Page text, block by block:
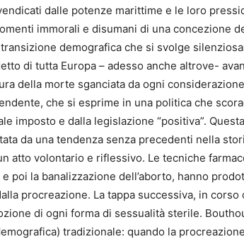
dalle potenze marittime e le loro
immorali e disumani di una concezione
demografica che si svolge
di tutta Europa – adesso anche altrove-
della morte sganciata da ogni
che si esprime in una politica che
imposto e dalla legislazione “positiva”.
da una tendenza senza precedenti nella
atto volontario e riflessivo. Le tecniche
poi la banalizzazione dell’aborto, hanno
procreazione. La tappa successiva, in
di ogni forma di sessualità sterile.
tradizionale: quando la